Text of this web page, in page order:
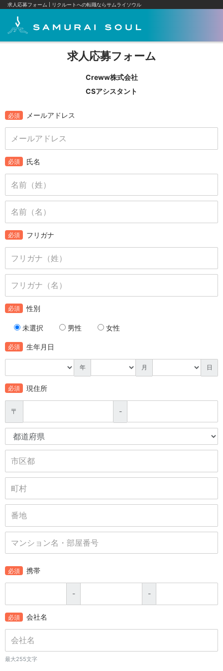
求人応募フォーム リクルートへの転職ならサムライソウル
求人応募フォーム
Creww株式会社
CSアシスタント
必須 メールアドレス
必須 氏名
必須 フリガナ
必須 性別
未選択 男性 女性
必須 生年月日
年 月 日
必須 現住所
〒 -
必須 携帯
- -
必須 会社名
最大255文字